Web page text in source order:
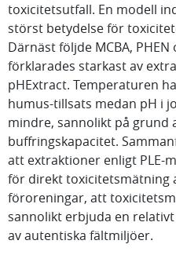
toxicitetsutfall. En modell
störst betydelse för
Därnäst följde MCBA,
förklarades starkast av
pHExtract. Temperaturen
humus-tillsats medan pH i
mindre, sannolikt på grund
buffringskapacitet.
att extraktioner enligt PLE-
för direkt toxicitetsmätning
föroreningar, att
sannolikt erbjuda en
av autentiska fältmiljöer.